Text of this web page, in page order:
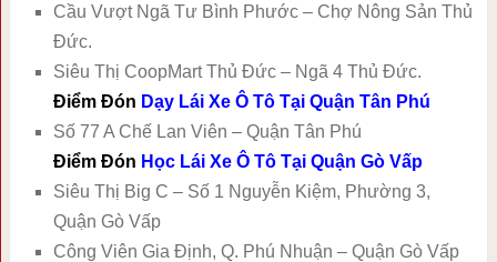
Cầu Vượt Ngã Tư Bình Phước – Chợ Nông Sản Thủ
Đức.
Siêu Thị CoopMart Thủ Đức – Ngã 4 Thủ Đức.
Điểm Đón Dạy Lái Xe Ô Tô Tại Quận Tân Phú
Số 77 A Chế Lan Viên – Quận Tân Phú
Điểm Đón Học Lái Xe Ô Tô Tại Quận Gò Vấp
Siêu Thị Big C – Số 1 Nguyễn Kiệm, Phường 3,
Quận Gò Vấp
Công Viên Gia Định, Q. Phú Nhuận – Quận Gò Vấp